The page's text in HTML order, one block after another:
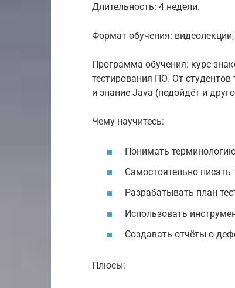
Длительность: 4 недели.
Формат обучения:
Программа обучения: курс
тестирования ПО. От
и знание Java (подойдёт и
Чему научитесь:
Понимать
Самостоятельно
Разрабатывать план
Использовать
Создавать отчёты о
Плюсы: